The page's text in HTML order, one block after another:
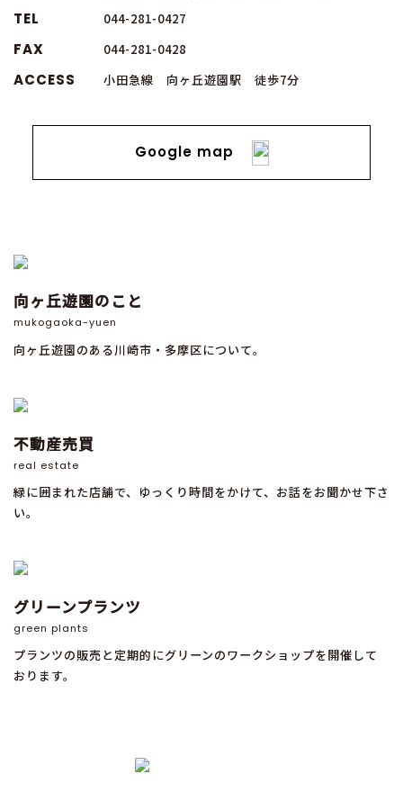
TEL 044-281-0427
FAX 044-281-0428
ACCESS 小田急線 向ヶ丘遊園駅 徒歩7分
Google map
向ヶ丘遊園のこと
mukogaoka-yuen
向ヶ丘遊園のある川崎市・多摩区について。
不動産売買
real estate
緑に囲まれた店舗で、ゆっくり時間をかけて、お話をお聞かせ下さ
い。
グリーンプランツ
green plants
プランツの販売と定期的にグリーンのワークショップを開催して
おります。